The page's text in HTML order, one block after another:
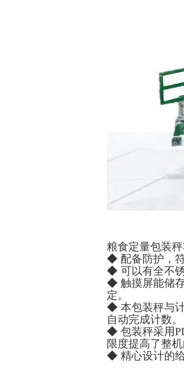
粮食定量包装
◆ 配备防护，
◆ 可以有全不
◆ 触摸屏能储
定。
◆ 本包装秤与
自动完成计数。
◆ 包装秤采用
限度提高了整
◆ 精心设计的